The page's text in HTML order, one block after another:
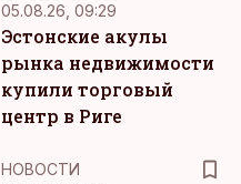
05.08.26, 09:29
Эстонские акулы
рынка недвижимости
купили торговый
центр в Риге
НОВОСТИ